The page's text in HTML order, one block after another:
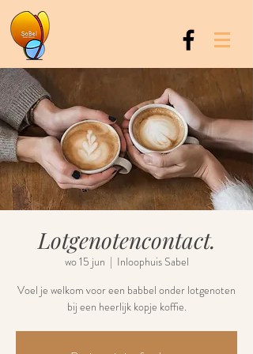
Lotgenotencontact.
wo 15 jun
  |
Inloophuis Sabel
Voel je welkom voor een babbel onder lotgenoten